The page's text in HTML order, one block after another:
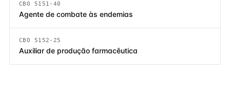
CBO 5151-40
Agente de combate às endemias
CBO 5152-25
Auxiliar de produção farmacêutica